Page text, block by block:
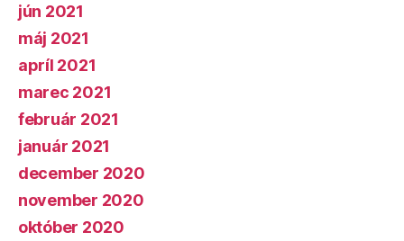
jún 2021
máj 2021
apríl 2021
marec 2021
február 2021
január 2021
december 2020
november 2020
október 2020